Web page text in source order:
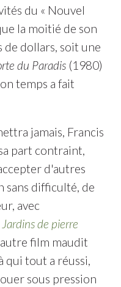
du « Nouvel
la moitié de son
dollars, soit une
du Paradis(1980)
temps a fait
jamais, Francis
part contraint,
d'autres
sans difficulté, de
avec
Jardins de pierre
film maudit
qui tout a réussi,
sous pression